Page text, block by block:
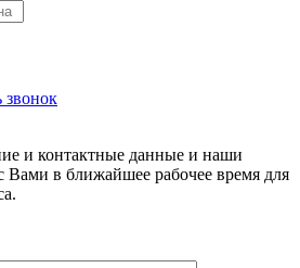
звонок
и контактные данные и наши
Вами в ближайшее рабочее время для